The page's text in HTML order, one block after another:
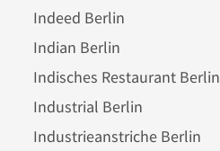
Indeed Berlin
Indian Berlin
Indisches Restaurant Berlin
Industrial Berlin
Industrieanstriche Berlin